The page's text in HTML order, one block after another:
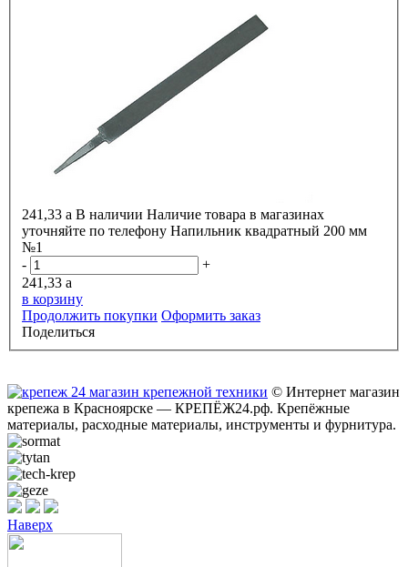
241,33 a В наличии Наличие товара в магазинах
уточняйте по телефону Напильник квадратный 200 мм
№1
-
+
241,33 a
в корзину
Продолжить покупки Оформить заказ
Поделиться
© Интернет магазин
крепежа в Красноярске — КРЕПЁЖ24.рф. Крепёжные
материалы, расходные материалы, инструменты и фурнитура.
Наверх